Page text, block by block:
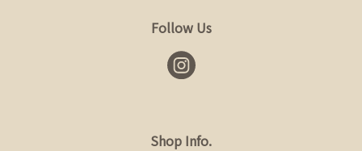
Follow Us
Shop Info.